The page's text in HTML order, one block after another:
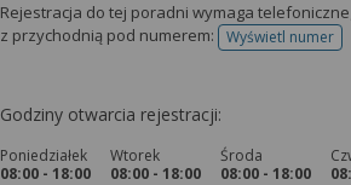
Rejestracja do tej poradni wymaga
z przychodnią pod numerem:
Wyświetl numer
telefonu
Godziny otwarcia rejestracji:
Poniedziałek
08:00 - 18:00
Wtorek
08:00 - 18:00
Środa
08:00 - 18:00